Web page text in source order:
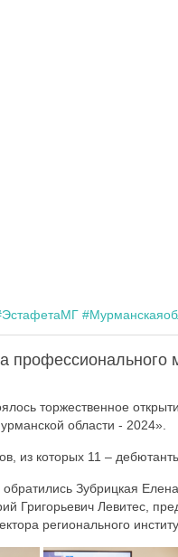
профессионального
торжественное
области - 2024».
из которых 11 –
Зубрицкая
Григорьевич Левитес,
регионального